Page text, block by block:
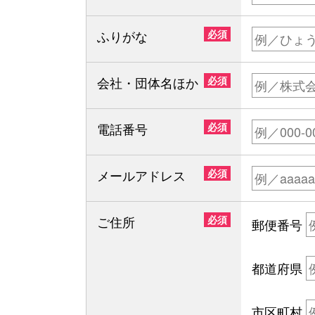
ふりがな 必須
会社・団体名ほか 必須
電話番号 必須
メールアドレス 必須
ご住所 必須 郵便番号
都道府県